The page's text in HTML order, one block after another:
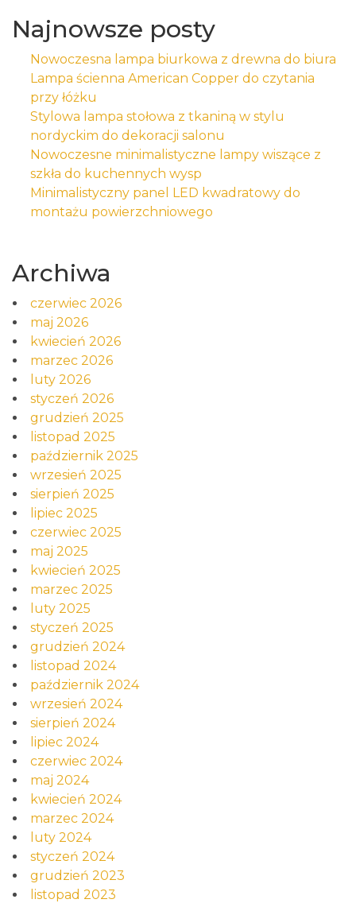
Najnowsze posty
Nowoczesna lampa biurkowa z drewna do biura
Lampa ścienna American Copper do czytania
przy łóżku
Stylowa lampa stołowa z tkaniną w stylu
nordyckim do dekoracji salonu
Nowoczesne minimalistyczne lampy wiszące z
szkła do kuchennych wysp
Minimalistyczny panel LED kwadratowy do
montażu powierzchniowego
Archiwa
czerwiec 2026
maj 2026
kwiecień 2026
marzec 2026
luty 2026
styczeń 2026
grudzień 2025
listopad 2025
październik 2025
wrzesień 2025
sierpień 2025
lipiec 2025
czerwiec 2025
maj 2025
kwiecień 2025
marzec 2025
luty 2025
styczeń 2025
grudzień 2024
listopad 2024
październik 2024
wrzesień 2024
sierpień 2024
lipiec 2024
czerwiec 2024
maj 2024
kwiecień 2024
marzec 2024
luty 2024
styczeń 2024
grudzień 2023
listopad 2023